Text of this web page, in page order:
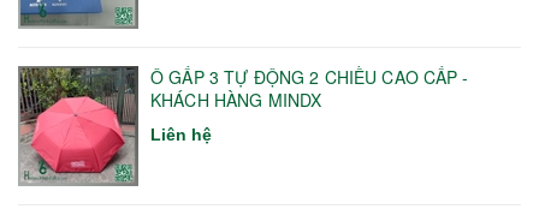
Ô GẤP 3 TỰ ĐỘNG 2 CHIỀU CAO CẤP -
KHÁCH HÀNG MINDX
Liên hệ